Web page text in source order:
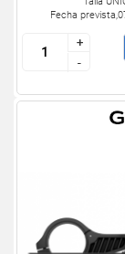
Fecha
+
-
+
-